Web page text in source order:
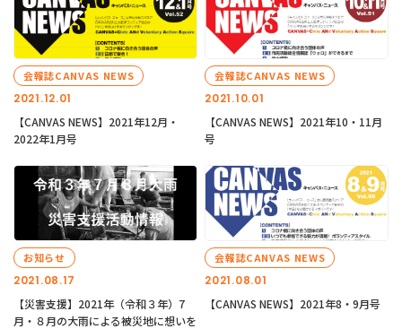
2021.12.01
会報誌CANVAS NEWS
【CANVAS NEWS】2021年12月・
2022年1月号
2021.10.01
会報誌CANVAS NEWS
【CANVAS NEWS】2021年10・11月
号
2021.08.17
お知らせ
【災害支援】2021年（令和３年）7
月・８月の大雨による被災地に想いを
2021.08.01
会報誌CANVAS NEWS
【CANVAS NEWS】2021年8・9月号